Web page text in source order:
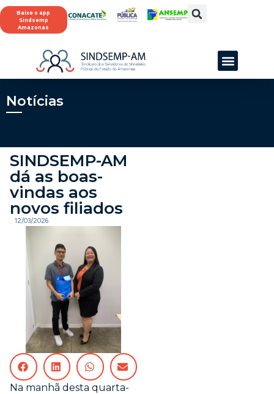
Baixe o app
Sindsemp
Amazonas
Notícias
SINDSEMP-AM
dá as boas-
vindas aos
novos filiados
12/03/2026
Na manhã desta quarta-